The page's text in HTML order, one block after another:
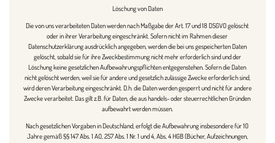
Löschung von Daten
Die von uns verarbeiteten Daten werden nach Maßgabe der Art. 17 und 18 DSGVO gelöscht
oder in ihrer Verarbeitung eingeschränkt. Sofern nicht im Rahmen dieser
Datenschutzerklärung ausdrücklich angegeben, werden die bei uns gespeicherten Daten
gelöscht, sobald sie für ihre Zweckbestimmung nicht mehr erforderlich sind und der
Löschung keine gesetzlichen Aufbewahrungspflichten entgegenstehen. Sofern die Daten
nicht gelöscht werden, weil sie für andere und gesetzlich zulässige Zwecke erforderlich sind,
wird deren Verarbeitung eingeschränkt. D.h. die Daten werden gesperrt und nicht für andere
Zwecke verarbeitet. Das gilt z.B. für Daten, die aus handels- oder steuerrechtlichen Gründen
aufbewahrt werden müssen.
Nach gesetzlichen Vorgaben in Deutschland, erfolgt die Aufbewahrung insbesondere für 10
Jahre gemäß §§ 147 Abs. 1 AO, 257 Abs. 1 Nr. 1 und 4, Abs. 4 HGB (Bücher, Aufzeichnungen,